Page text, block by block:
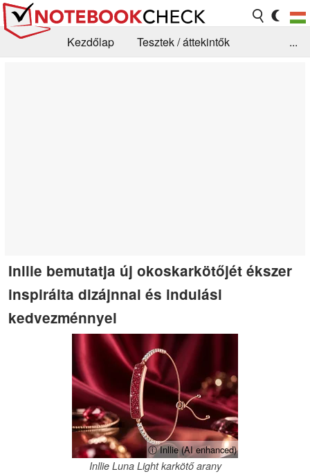
Kezdőlap
Tesztek / áttekintők
...
Inllie bemutatja új okoskarkötőjét ékszer
inspirálta dizájnnal és indulási
kedvezménnyel
ⓘ Inllie (AI enhanced)
Inllie Luna Light karkötő arany